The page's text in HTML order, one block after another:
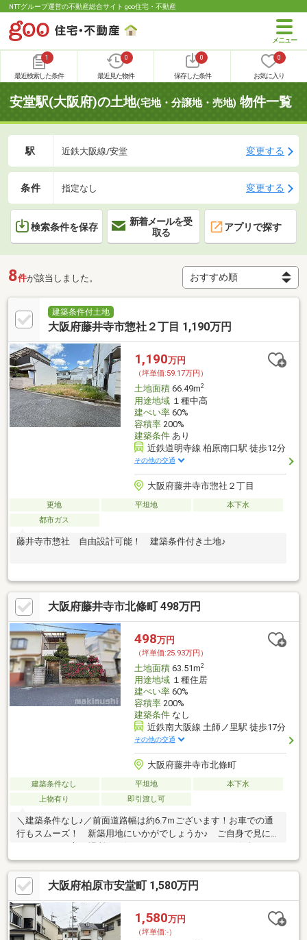
NTTグループ運営の不動産総合サイト goo住宅・不動産
1
最近検索した条件
0
最近見た物件
0
保存した条件
0
お気に入り
安堂駅(大阪府)の土地(宅地・分譲地・売地) 物件一覧
駅 近鉄大阪線/安堂 変更する
条件 指定なし 変更する
検索条件を保存
新着メールを受
取る
アプリで探す
8件が該当しました。
建築条件付土地
大阪府藤井寺市惣社２丁目 1,190万円
1,190万円
（坪単価:59.17万円）
土地面積66.49m2
用途地域１種中高
建ぺい率60%
容積率200%
建築条件あり
近鉄道明寺線 柏原南口駅 徒歩12分
その他の交通
大阪府藤井寺市惣社２丁目
更地 平坦地
本下水
都市ガス
藤井寺市惣社 自由設計可能！ 建築条件付き土地♪
大阪府藤井寺市北條町 498万円
498万円
（坪単価:25.93万円）
土地面積63.51m2
用途地域１種住居
建ぺい率60%
容積率200%
建築条件なし
近鉄南大阪線 土師ノ里駅 徒歩17分
その他の交通
大阪府藤井寺市北條町
建築条件なし 平坦地
本下水
上物有り
即引渡し可
＼建築条件なし♪／前面道路幅は約6.7ｍございます！お車での通
行もスムーズ！ 新築用地にいかがでしょうか♪ ご自身で見に行
問い合わせませ＾＾
大阪府柏原市安堂町 1,580万円
1,580万円
（坪単価:-）